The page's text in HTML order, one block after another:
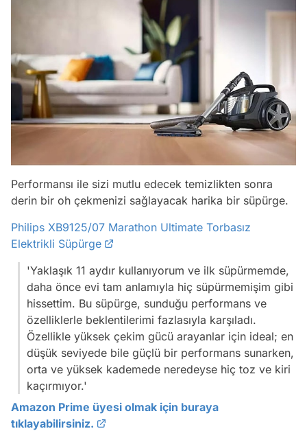
Performansı ile sizi mutlu edecek temizlikten sonra
derin bir oh çekmenizi sağlayacak harika bir süpürge.
Philips XB9125/07 Marathon Ultimate Torbasız
Elektrikli Süpürge
'Yaklaşık 11 aydır kullanıyorum ve ilk süpürmemde,
daha önce evi tam anlamıyla hiç süpürmemişim gibi
hissettim. Bu süpürge, sunduğu performans ve
özelliklerle beklentilerimi fazlasıyla karşıladı.
Özellikle yüksek çekim gücü arayanlar için ideal; en
düşük seviyede bile güçlü bir performans sunarken,
orta ve yüksek kademede neredeyse hiç toz ve kiri
kaçırmıyor.'
Amazon Prime üyesi olmak için buraya
tıklayabilirsiniz.